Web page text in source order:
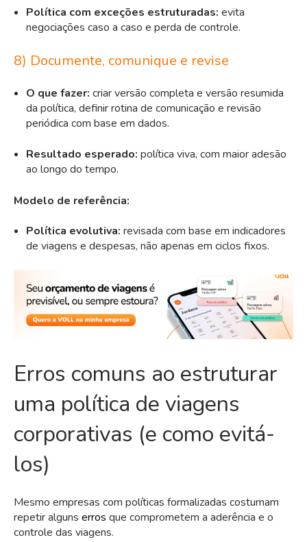
Política com exceções estruturadas: evita
negociações caso a caso e perda de controle.
8) Documente, comunique e revise
O que fazer: criar versão completa e versão resumida
da política, definir rotina de comunicação e revisão
periódica com base em dados.
Resultado esperado: política viva, com maior adesão
ao longo do tempo.
Modelo de referência:
Política evolutiva: revisada com base em indicadores
de viagens e despesas, não apenas em ciclos fixos.
Erros comuns ao estruturar
uma política de viagens
corporativas (e como evitá-
los)
Mesmo empresas com políticas formalizadas costumam
repetir alguns erros que comprometem a aderência e o
controle das viagens.